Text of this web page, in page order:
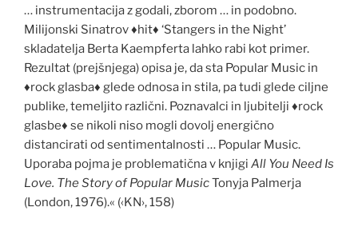
… instrumentacija z godali, zborom … in podobno.
Milijonski Sinatrov♦hit♦ ‘Stangers in the Night’
skladatelja Berta Kaempferta lahko rabi kot primer.
Rezultat (prejšnjega) opisa je, da sta Popular Music in
♦rock glasba♦ glede odnosa in stila, pa tudi glede ciljne
publike, temeljito različni. Poznavalci in ljubitelji ♦rock
glasbe♦ se nikoli niso mogli dovolj energično
distancirati od sentimentalnosti … Popular Music.
Uporaba pojma je problematična v knjigi All You Need Is
Love. The Story of Popular MusicTonyja Palmerja
(London, 1976).« (‹KN›, 158)